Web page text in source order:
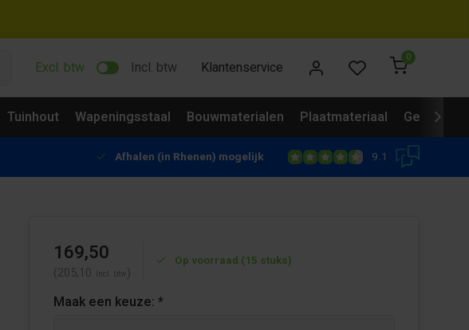
Excl. btw Incl. btw Klantenservice
0
Tuinhout Wapeningsstaal Bouwmaterialen Plaatmateriaal
Afhalen (in Rhenen) mogelijk 9.1
169,50
(205,10 Incl. btw )
Op voorraad (15 stuks)
Maak een keuze: *